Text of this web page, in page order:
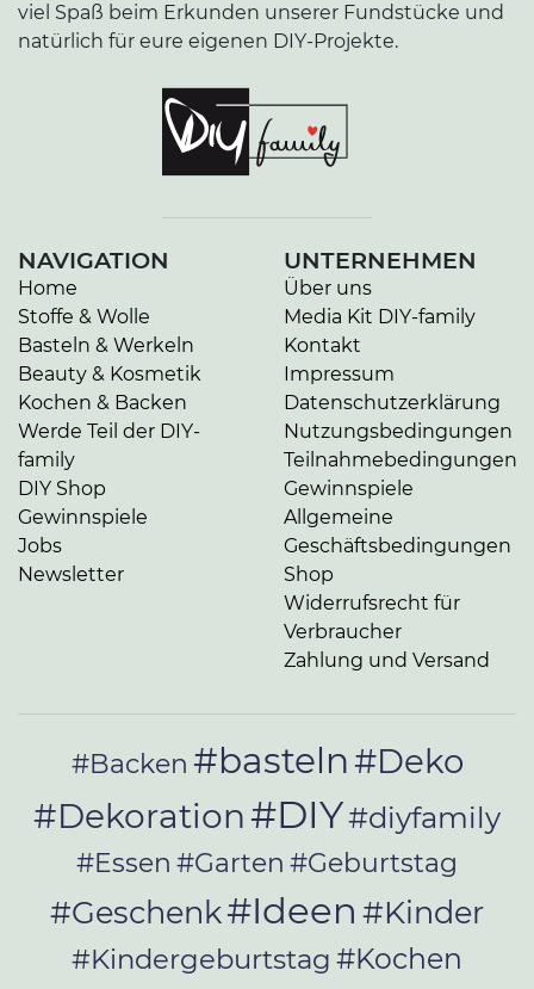
viel Spaß beim Erkunden unserer Fundstücke und
natürlich für eure eigenen DIY-Projekte.
NAVIGATION
Home
Stoffe & Wolle
Basteln & Werkeln
Beauty & Kosmetik
Kochen & Backen
Werde Teil der DIY-
family
DIY Shop
Gewinnspiele
Jobs
Newsletter
UNTERNEHMEN
Über uns
Media Kit DIY-family
Kontakt
Impressum
Datenschutzerklärung
Nutzungsbedingungen
Teilnahmebedingungen
Gewinnspiele
Allgemeine
Geschäftsbedingungen
Shop
Widerrufsrecht für
Verbraucher
Zahlung und Versand
#Backen #basteln#Deko
#Dekoration #DIY#diyfamily
#Essen #Garten #Geburtstag
#Geschenk#Ideen #Kinder
#Kindergeburtstag #Kochen